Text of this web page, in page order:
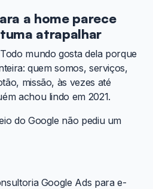
a home parece
atrapalhar
mundo gosta dela porque
quem somos, serviços,
missão, às vezes até
achou lindo em 2021.
do Google não pediu um
Google Ads para e-